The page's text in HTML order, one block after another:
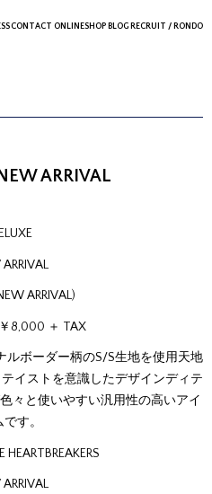
CONTACT ONLINESHOP BLOG RECRUIT / RONDO
ARRIVAL
ARRIVAL)
￥8,000 ＋ TAX
ルボーダー柄のS/S生地を使用天地
イストを意識したデザインディテ
々と使いやすい汎用性の高いアイ
す。
ARRIVAL